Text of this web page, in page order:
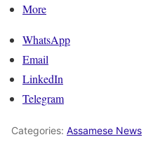
More
WhatsApp
Email
LinkedIn
Telegram
Categories: Assamese News